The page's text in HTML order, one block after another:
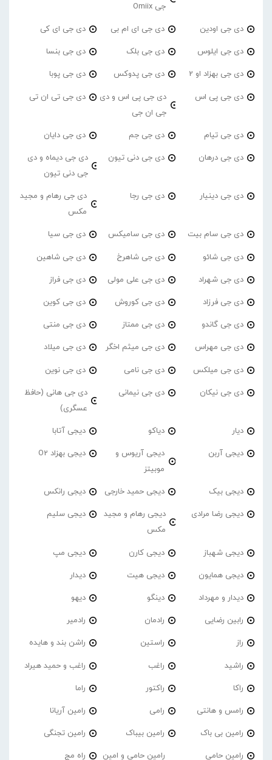
جی Omiix
دی جی اودین دی جی ای ام بی دی جی ای کی
دی جی ایلوس دی جی بلک دی جی بنسا
دی جی بهزاد او 2 دی جی پدوکس دی جی پوبا
دی جی پی اس
دی جی پی اس و دی
جی ان جی
دی جی تی ان تی
دی جی تیام دی جی جم دی جی دایان
دی جی درهان دی جی دنی تیون
دی جی دیماه و دی
جی دنی تیون
دی جی دینیار دی جی رجا
دی جی رهام و مجید
مکس
دی جی سام بیت دی جی سامیکس دی جی سیا
دی جی شائو دی جی شاهرخ دی جی شاهین
دی جی شهراد دی جی علی مولی دی جی فراز
دی جی فرزاد دی جی کوروش دی جی کوین
دی جی گاندو دی جی ممتاز دی جی منتی
دی جی مهراس دی جی میثم اخگر دی جی میلاد
دی جی میلکس دی جی نامی دی جی نوین
دی جی نیکان دی جی نیمانی
دی جی هانی (حافظ
عسگری)
دیار دیاکو دیجی آتابا
دیجی آربن
دیجی آریوس و
موبیتز
دیجی بهزاد O2
دیجی بیک دیجی حمید خارجی دیجی رانکس
دیجی رضا مرادی
دیجی رهام و مجید
مکس
دیجی سلیم
دیجی شهباز دیجی کارن دیجی مپ
دیجی همایون دیجی هیت دیدار
دیدار و مهرداد دینگو دیهو
رابین رضایی رادمان رادمیر
راز راستین راشن بند و هایده
راشید راغب راغب و حمید هیراد
راکا راکتور راما
رامس و هانتی رامی رامین آریانا
رامین بی باک رامین بیباک رامین تجنگی
رامین حامی رامین حامی و امین راه مج